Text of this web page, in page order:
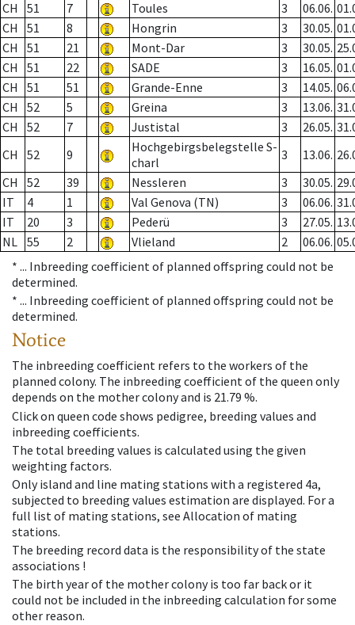
CH 51 7 Toules 3 06.06.
CH
51 8 Hongrin 3 30.05.
CH
51 21 Mont-Dar 3 30.05.
CH
51 22 SADE 3 16.05.
CH
51 51 Grande-Enne 3 14.05.
CH
52 5 Greina 3 13.06.
CH
52 7 Justistal 3 26.05.
CH
52 9
Hochgebirgsbelegstelle S-
charl
3 13.06.
CH
52 39 Nessleren 3 30.05.
IT
4 1 Val Genova (TN) 3 06.06.
IT
20 3 Pederü 3 27.05.
NL 55 2 Vlieland 2 06.06.
* ... Inbreeding coefficient of planned offspring could not be
determined.
* ... Inbreeding coefficient of planned offspring could not be
determined.
Notice
The inbreeding coefficient refers to the workers of the
planned colony. The inbreeding coefficient of the queen only
depends on the mother colony and is 21.79 %.
Click on queen code shows pedigree, breeding values and
inbreeding coefficients.
The total breeding values is calculated using the given
weighting factors.
Only island and line mating stations with a registered 4a,
subjected to breeding values estimation are displayed. For a
full list of mating stations, see Allocation of mating
stations.
The breeding record data is the responsibility of the state
associations !
The birth year of the mother colony is too far back or it
could not be included in the inbreeding calculation for some
other reason.